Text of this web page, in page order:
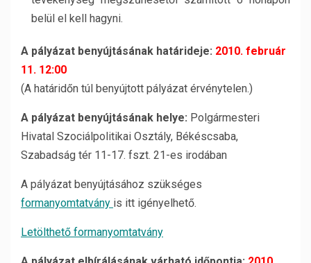
belül el kell hagyni.
A pályázat benyújtásának határideje: 2010. február
11. 12:00
(A határidőn túl benyújtott pályázat érvénytelen.)
A pályázat benyújtásának helye: Polgármesteri
Hivatal Szociálpolitikai Osztály, Békéscsaba,
Szabadság tér 11-17. fszt. 21-es irodában
A pályázat benyújtásához szükséges
formanyomtatvány is itt igényelhető.
Letölthető formanyomtatvány